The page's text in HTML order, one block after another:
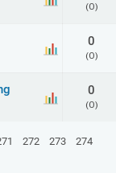
(0)
0
(0)
0
(0)
272 273 274